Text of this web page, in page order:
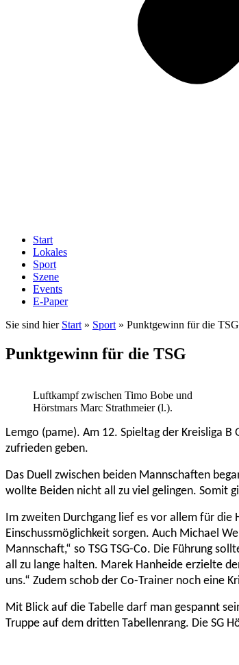
Start
Lokales
Sport
Szene
Events
E-Paper
Sie sind hier Start » Sport » Punktgewinn für die TSG
Punktgewinn für die TSG
Luftkampf zwischen Timo Bobe und
Hörstmars Marc Strathmeier (l.).
Lemgo (pame). Am 12. Spieltag der Kreisliga
zufrieden geben.
Das Duell zwischen beiden Mannschaften
wollte Beiden nicht all zu viel gelingen. Somit
Im zweiten Durchgang lief es vor allem für die
Einschussmöglichkeit sorgen. Auch Michael
Mannschaft,“ so TSG TSG-Co. Die Führung
all zu lange halten. Marek Hanheide erzielte
uns.“ Zudem schob der Co-Trainer noch eine
Mit Blick auf die Tabelle darf man gespannt
Truppe auf dem dritten Tabellenrang. Die SG